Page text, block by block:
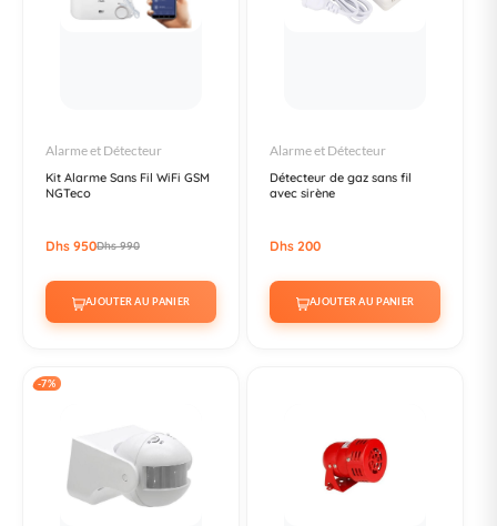
Alarme et Détecteur
Kit Alarme Sans Fil WiFi GSM
NGTeco
Dhs 950Dhs 990
AJOUTER AU PANIER
Alarme et Détecteur
Détecteur de gaz sans fil
avec sirène
Dhs 200
AJOUTER AU PANIER
-7%